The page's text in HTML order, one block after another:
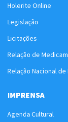
Holerite Online
Legislação
Licitações
Relação de
Relação Nacional
IMPRENSA
Agenda Cultural